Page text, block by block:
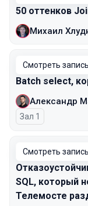
50 оттенков
Михаил
Смотреть запись
Batch select,
Александр
Зал 1
Смотреть запись
SQL, который
Телемосте